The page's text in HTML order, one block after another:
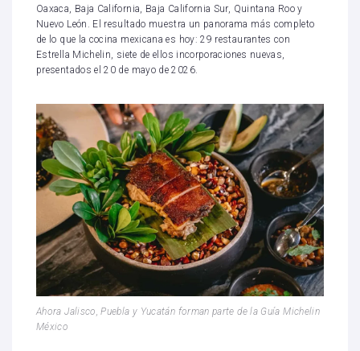
Oaxaca, Baja California, Baja California Sur, Quintana Roo y
Nuevo León. El resultado muestra un panorama más completo
de lo que la cocina mexicana es hoy: 29 restaurantes con
Estrella Michelin, siete de ellos incorporaciones nuevas,
presentados el 20 de mayo de 2026.
Ahora Jalisco, Puebla y Yucatán forman parte de la Guía Michelin
México